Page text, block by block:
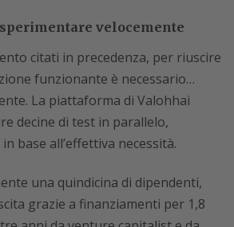
velocemente
citati in precedenza, per riuscire
funzionante è necessario…
La piattaforma di Valohhai
decine di test in parallelo,
base all’effettiva necessità.
una quindicina di dipendenti,
grazie a finanziamenti per 1,8